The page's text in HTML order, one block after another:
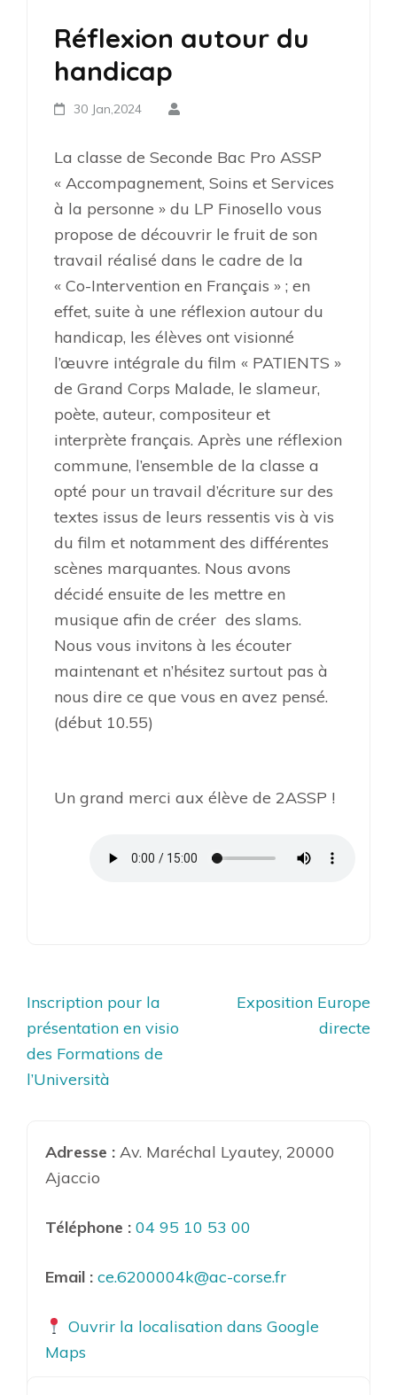
Réflexion autour du
handicap
30 Jan,2024
La classe de Seconde Bac Pro ASSP
« Accompagnement, Soins et Services
à la personne » du LP Finosello vous
propose de découvrir le fruit de son
travail réalisé dans le cadre de la
« Co-Intervention en Français » ; en
effet, suite à une réflexion autour du
handicap, les élèves ont visionné
l’œuvre intégrale du film « PATIENTS »
de Grand Corps Malade, le slameur,
poète, auteur, compositeur et
interprète français. Après une réflexion
commune, l’ensemble de la classe a
opté pour un travail d’écriture sur des
textes issus de leurs ressentis vis à vis
du film et notamment des différentes
scènes marquantes. Nous avons
décidé ensuite de les mettre en
musique afin de créer des slams.
Nous vous invitons à les écouter
maintenant et n’hésitez surtout pas à
nous dire ce que vous en avez pensé.
(début 10.55)
Un grand merci aux élève de 2ASSP !
Navigation
de
l’article
Inscription pour la
présentation en visio
des Formations de
l’Università
Exposition Europe
directe
Adresse : Av. Maréchal Lyautey, 20000
Ajaccio
Téléphone : 04 95 10 53 00
Email : ce.6200004k@ac-corse.fr
Ouvrir la localisation dans Google
Maps